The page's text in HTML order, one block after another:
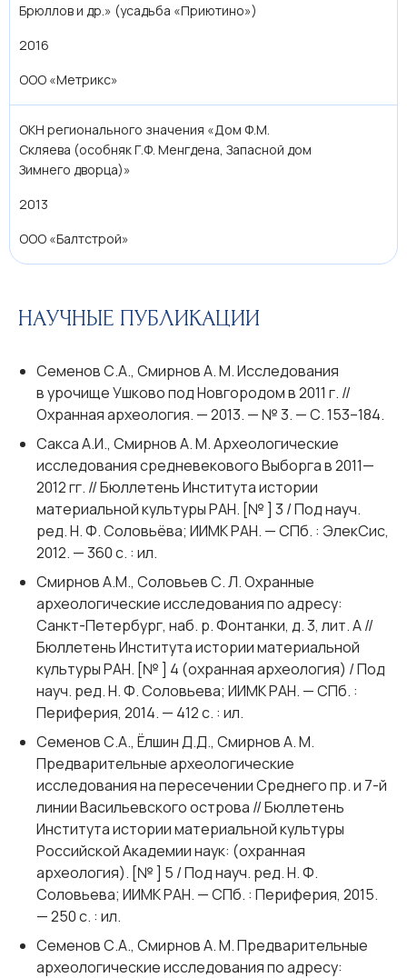
Брюллов и др.» (усадьба «Приютино»)
2016
ООО «Метрикс»
ОКН регионального значения «Дом Ф.М.
Скляева (особняк Г.Ф. Менгдена, Запасной дом
Зимнего дворца)»
2013
ООО «Балтстрой»
НАУЧНЫЕ ПУБЛИКАЦИИ
Семенов С.А., Смирнов А. М. Исследования
в урочище Ушково под Новгородом в 2011 г. //
Охранная археология. — 2013. — № 3. — С. 153–184.
Сакса А.И., Смирнов А. М. Археологические
исследования средневекового Выборга в 2011—
2012 гг. // Бюллетень Института истории
материальной культуры РАН. [№ ] 3 / Под науч.
ред. Н. Ф. Соловьёва; ИИМК РАН. — СПб. : ЭлекСис,
2012. — 360 с. : ил.
Смирнов А.М., Соловьев С. Л. Охранные
археологические исследования по адресу:
Санкт-Петербург, наб. р. Фонтанки, д. 3, лит. А //
Бюллетень Института истории материальной
культуры РАН. [№ ] 4 (охранная археология) / Под
науч. ред. Н. Ф. Соловьева; ИИМК РАН. — СПб. :
Периферия, 2014. — 412 с. : ил.
Семенов С.А., Ёлшин Д.Д., Смирнов А. М.
Предварительные археологические
исследования на пересечении Среднего пр. и 7-й
линии Васильевского острова // Бюллетень
Института истории материальной культуры
Российской Академии наук: (охранная
археология). [№ ] 5 / Под науч. ред. Н. Ф.
Соловьева; ИИМК РАН. — СПб. : Периферия, 2015.
— 250 с. : ил.
Семенов С.А., Смирнов А. М. Предварительные
археологические исследования по адресу: